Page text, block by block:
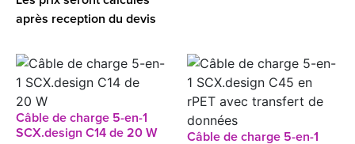
après reception du devis
Câble de charge 5-en-1
SCX.design C14 de 20 W
Câble de charge 5-en-1